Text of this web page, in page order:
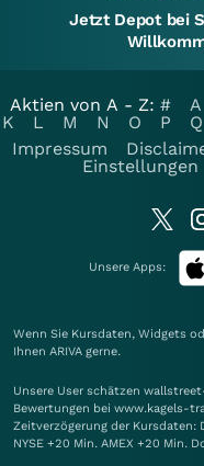
Jetzt Depot bei
Aktien von A - Z: # A
K
L M N O P Q
Impressum
Einstellungen
Unsere Apps:
Wenn Sie Kursdaten, Widgets
Ihnen ARIVA gerne.
Unsere User schätzen
Bewertungen bei www.kagels-
Zeitverzögerung der Kursdaten:
NYSE +20 Min. AMEX +20 Min.